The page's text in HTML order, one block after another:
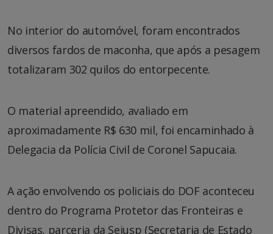
No interior do automóvel, foram encontrados
diversos fardos de maconha, que após a pesagem
totalizaram 302 quilos do entorpecente.
O material apreendido, avaliado em
aproximadamente R$ 630 mil, foi encaminhado à
Delegacia da Polícia Civil de Coronel Sapucaia.
A ação envolvendo os policiais do DOF aconteceu
dentro do Programa Protetor das Fronteiras e
Divisas, parceria da Sejusp (Secretaria de Estado